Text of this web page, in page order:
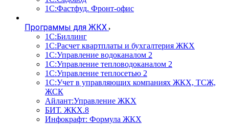
1С:Фастфуд. Фронт-офис
Программы для ЖКХ
1С:Биллинг
1С:Расчет квартплаты и бухгалтерия ЖКХ
1С:Управление водоканалом 2
1С:Управление тепловодоканалом 2
1С:Управление теплосетью 2
1С:Учет в управляющих компаниях ЖКХ, ТСЖ,
ЖСК
Айлант:Управление ЖКХ
БИТ. ЖКХ.8
Инфокрафт: Формула ЖКХ